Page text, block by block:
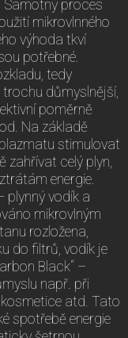
Samotný proces
mikrovlnného
výhoda tkví
potřebné.
tedy
trochu důmyslnější,
poměrně
Na základě
stimulovat
zahřívat celý plyn,
energie.
plynný vodík a
mikrovlným
rozložena,
do filtrů, vodík je
Black“ –
např. při
atd. Tato
spotřebě energie